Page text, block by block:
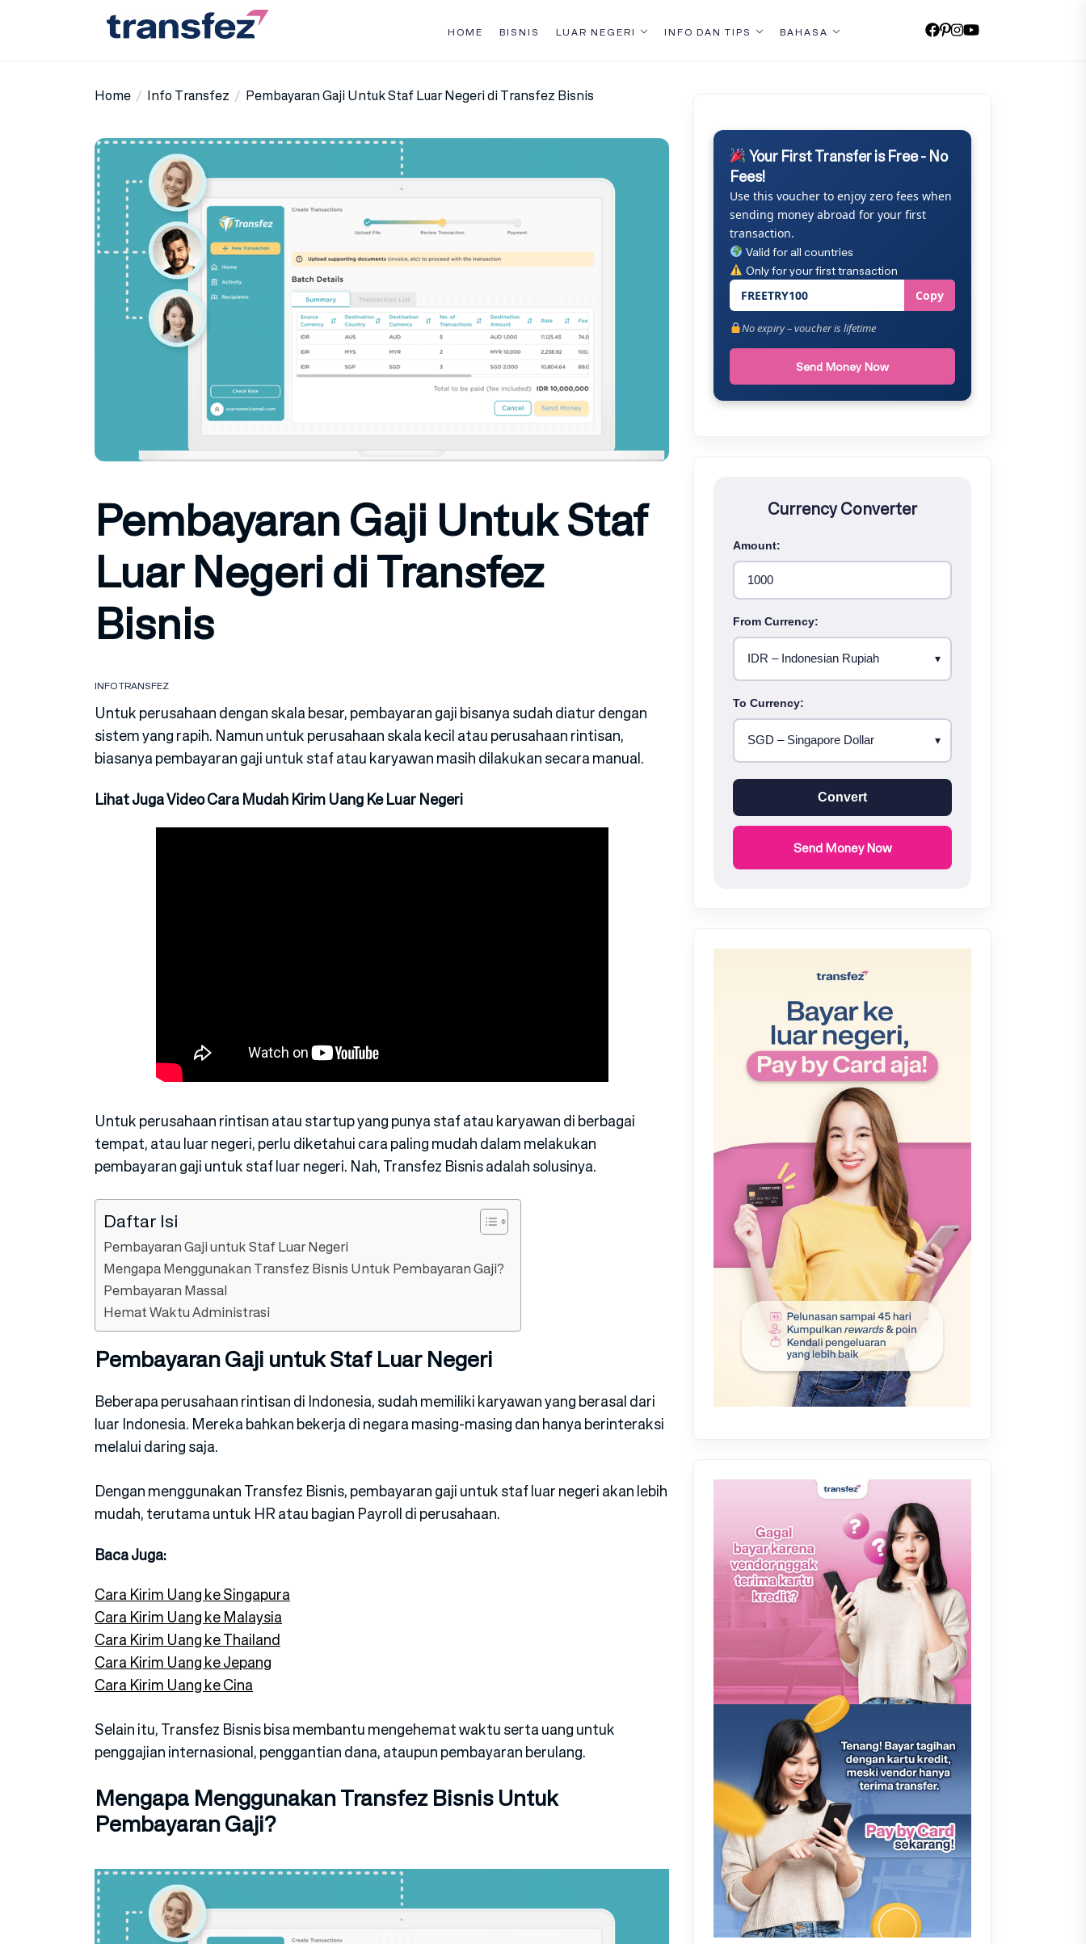
HOME BISNIS LUAR NEGERI INFO DAN TIPS BAHASA
Home Info Transfez Pembayaran Gaji Untuk Staf Luar Negeri di Transfez Bisnis
Pembayaran Gaji Untuk Staf
Luar Negeri di Transfez
Bisnis
INFO TRANSFEZ
Untuk perusahaan dengan skala besar, pembayaran gaji bisanya sudah diatur dengan
sistem yang rapih. Namun untuk perusahaan skala kecil atau perusahaan rintisan,
biasanya pembayaran gaji untuk staf atau karyawan masih dilakukan secara manual.
Lihat Juga Video Cara Mudah Kirim Uang Ke Luar Negeri
Untuk perusahaan rintisan atau startup yang punya staf atau karyawan di berbagai
tempat, atau luar negeri, perlu diketahui cara paling mudah dalam melakukan
pembayaran gaji untuk staf luar negeri. Nah, Transfez Bisnis adalah solusinya.
Daftar Isi
Pembayaran Gaji untuk Staf Luar Negeri
Mengapa Menggunakan Transfez Bisnis Untuk Pembayaran Gaji?
Pembayaran Massal
Hemat Waktu Administrasi
Pembayaran Gaji untuk Staf Luar Negeri
Beberapa perusahaan rintisan di Indonesia, sudah memiliki karyawan yang berasal dari
luar Indonesia. Mereka bahkan bekerja di negara masing-masing dan hanya berinteraksi
melalui daring saja.
Dengan menggunakan Transfez Bisnis, pembayaran gaji untuk staf luar negeri akan lebih
mudah, terutama untuk HR atau bagian Payroll di perusahaan.
Baca Juga:
Cara Kirim Uang ke Singapura
Cara Kirim Uang ke Malaysia
Cara Kirim Uang ke Thailand
Cara Kirim Uang ke Jepang
Cara Kirim Uang ke Cina
Selain itu, Transfez Bisnis bisa membantu mengehemat waktu serta uang untuk
penggajian internasional, penggantian dana, ataupun pembayaran berulang.
Mengapa Menggunakan Transfez Bisnis Untuk
Pembayaran Gaji?
Your First Transfer is Free - No
Fees!
Use this voucher to enjoy zero fees when
sending money abroad for your first
transaction.
Valid for all countries
Only for your first transaction
FREETRY100 Copy
No expiry – voucher is lifetime
Send Money Now
Currency Converter
Amount:
From Currency:
To Currency:
Convert
Send Money Now